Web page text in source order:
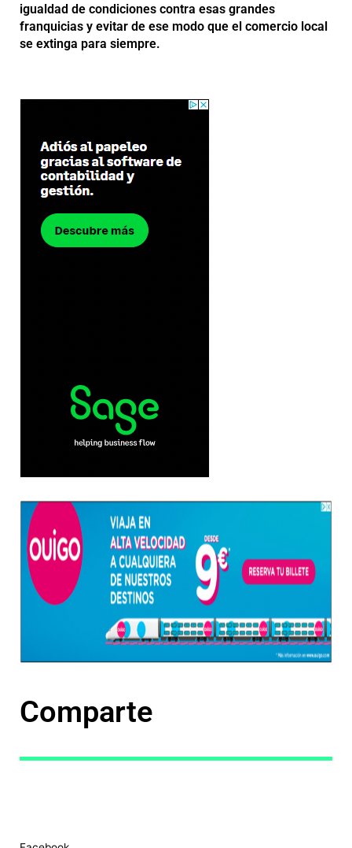
igualdad de condiciones contra esas grandes
franquicias y evitar de ese modo que el comercio local
se extinga para siempre.
Comparte